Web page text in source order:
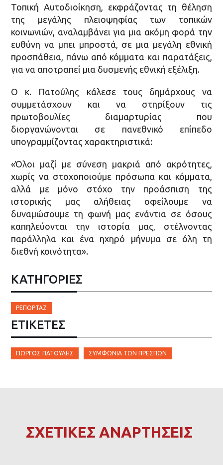
Τοπική Αυτοδιοίκηση, εκφράζοντας τη θέληση
της μεγάλης πλειοψηφίας των τοπικών
κοινωνιών, αναλαμβάνει για μια ακόμη φορά την
ευθύνη να μπει μπροστά, σε μια μεγάλη εθνική
προσπάθεια, πάνω από κόμματα και παρατάξεις,
για να αποτραπεί μια δυσμενής εθνική εξέλιξη.
Ο κ. Πατούλης κάλεσε τους δημάρχους να
συμμετάσχουν και να στηρίξουν τις
πρωτοβουλίες διαμαρτυρίας που
διοργανώνονται σε πανεθνικό επίπεδο
υπογραμμίζοντας χαρακτηριστικά:
«Όλοι μαζί με σύνεση μακριά από ακρότητες,
χωρίς να στοχοποιούμε πρόσωπα και κόμματα,
αλλά με μόνο στόχο την προάσπιση της
ιστορικής μας αλήθειας οφείλουμε να
δυναμώσουμε τη φωνή μας ενάντια σε όσους
καπηλεύονται την ιστορία μας, στέλνοντας
παράλληλα και ένα ηχηρό μήνυμα σε όλη τη
διεθνή κοινότητα».
ΚΑΤΗΓΟΡΙΕΣ
ΡΕΠΟΡΤΆΖ
ΕΤΙΚΈΤΕΣ
ΓΙΏΡΓΟΣ ΠΑΤΟΥΛΗΣ ΣΥΜΦΩΝΊΑ ΤΩΝ ΠΡΕΣΠΏΝ
ΣΧΕΤΙΚΕΣ ΑΝΑΡΤΗΣΕΙΣ